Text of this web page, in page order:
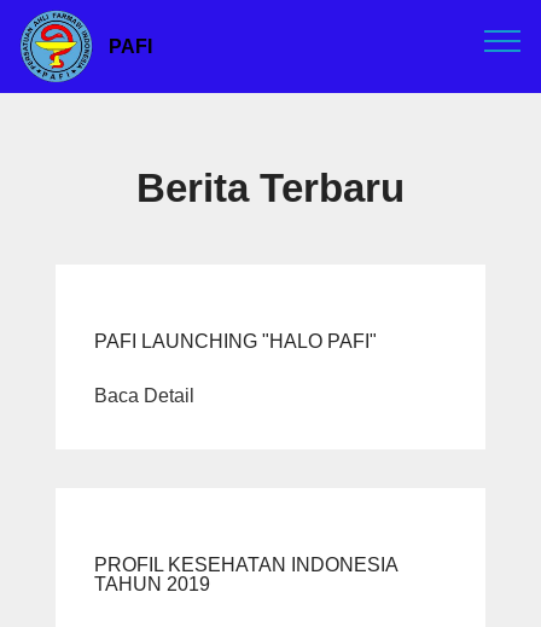
PAFI
Berita Terbaru
PAFI LAUNCHING "HALO PAFI"
Baca Detail
PROFIL KESEHATAN INDONESIA
TAHUN 2019